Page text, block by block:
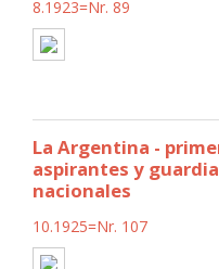
8.1923=Nr. 89
La Argentina -
aspirantes y
nacionales
10.1925=Nr. 107